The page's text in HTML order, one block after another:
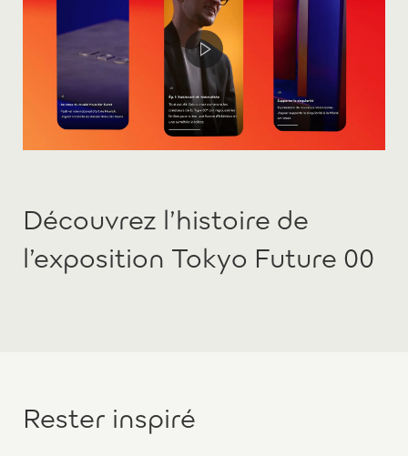
Découvrez l’histoire de
l’exposition Tokyo Future 00
Rester inspiré